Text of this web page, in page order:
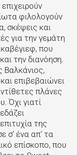
φιλολογούν
σκέψεις και
για την γεμάτη
που
την διανόηση.
Βαλκάνιος,
επιβεβαιώνει
πλάνες
Όχι γιατί
της
σ’ ένα απ’ τα
επίσκοπο, που